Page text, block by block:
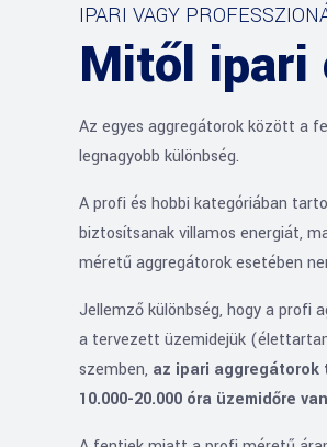
IPARI VAGY
Mitől ipari
Az egyes aggregátorok között a
legnagyobb különbség.
A profi és hobbi kategóriában
biztosítsanak villamos energiát,
méretű aggregátorok esetében
Jellemző különbség, hogy a profi
a tervezett üzemidejük
szemben, az ipari
10.000-20.000 óra üzemidőre